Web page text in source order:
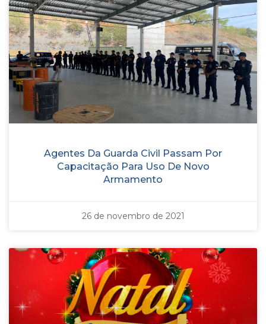
Agentes Da Guarda Civil Passam Por
Capacitação Para Uso De Novo
Armamento
26 de novembro de 2021